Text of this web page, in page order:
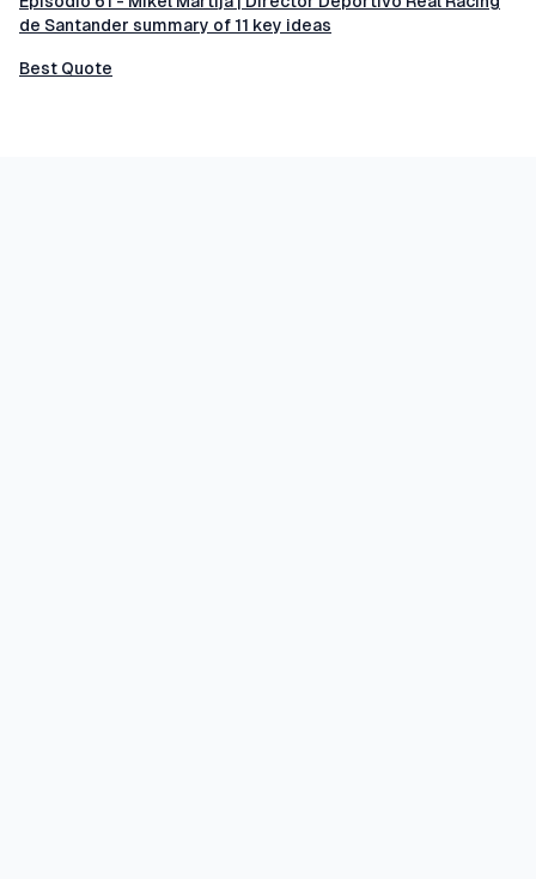
de Santander summary of 11 key ideas
Best Quote